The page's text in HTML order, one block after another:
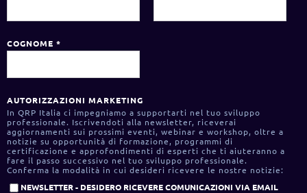
COGNOME *
AUTORIZZAZIONI MARKETING
In QRP Italia ci impegniamo a supportarti nel tuo sviluppo
professionale. Iscrivendoti alla newsletter, riceverai
aggiornamenti sui prossimi eventi, webinar e workshop, oltre a
notizie su opportunità di formazione, programmi di
certificazione e approfondimenti di esperti che ti aiuteranno a
fare il passo successivo nel tuo sviluppo professionale.
Conferma la modalità in cui desideri ricevere le nostre notizie:
NEWSLETTER - DESIDERO RICEVERE COMUNICAZIONI VIA EMAIL